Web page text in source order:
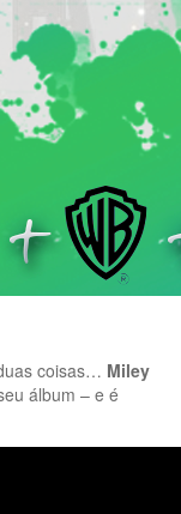
coisas… Miley
álbum – e é